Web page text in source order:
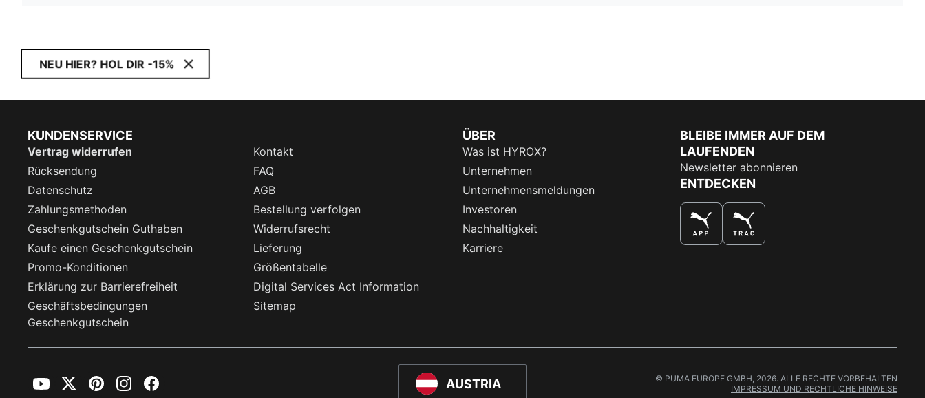
NEU HIER? HOL DIR -15%
KUNDENSERVICE
Vertrag widerrufen
Kontakt
Rücksendung
FAQ
Datenschutz
AGB
Zahlungsmethoden
Bestellung verfolgen
Geschenkgutschein Guthaben
Widerrufsrecht
Kaufe einen Geschenkgutschein
Lieferung
Promo-Konditionen
Größentabelle
Erklärung zur Barrierefreiheit
Digital Services Act Information
Geschäftsbedingungen
Geschenkgutschein
Sitemap
ÜBER
Was ist HYROX?
Unternehmen
Unternehmensmeldungen
Investoren
Nachhaltigkeit
Karriere
BLEIBE IMMER AUF DEM
LAUFENDEN
Newsletter abonnieren
ENTDECKEN
AUSTRIA
YouTubeTwitterPinterestInstagramFacebook
© PUMA EUROPE GMBH, 2026. ALLE RECHTE VORBEHALTEN
IMPRESSUM UND RECHTLICHE HINWEISE